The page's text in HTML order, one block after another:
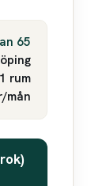
65
1 rum
mån